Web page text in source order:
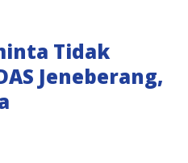
Tidak
Jeneberang,